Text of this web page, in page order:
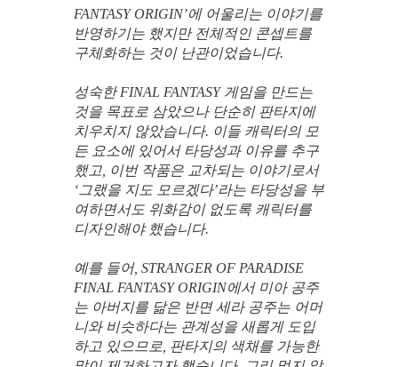
FANTASY ORIGIN’에 어울리는 이야기를
반영하기는 했지만 전체적인 콘셉트를
구체화하는 것이 난관이었습니다.
성숙한 FINAL FANTASY 게임을 만드는
것을 목표로 삼았으나 단순히 판타지에
치우치지 않았습니다. 이들 캐릭터의 모
든 요소에 있어서 타당성과 이유를 추구
했고, 이번 작품은 교차되는 이야기로서
‘그랬을 지도 모르겠다’라는 타당성을 부
여하면서도 위화감이 없도록 캐릭터를
디자인해야 했습니다.
예를 들어, STRANGER OF PARADISE
FINAL FANTASY ORIGIN에서 미아 공주
는 아버지를 닮은 반면 세라 공주는 어머
니와 비슷하다는 관계성을 새롭게 도입
하고 있으므로, 판타지의 색채를 가능한